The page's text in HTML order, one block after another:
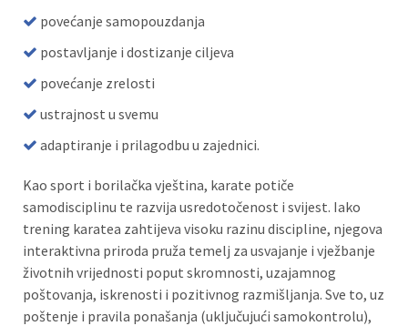
povećanje samopouzdanja
postavljanje i dostizanje ciljeva
povećanje zrelosti
ustrajnost u svemu
adaptiranje i prilagodbu u zajednici.
Kao sport i borilačka vještina, karate potiče
samodisciplinu te razvija usredotočenost i svijest. Iako
trening karatea zahtijeva visoku razinu discipline, njegova
interaktivna priroda pruža temelj za usvajanje i vježbanje
životnih vrijednosti poput skromnosti, uzajamnog
poštovanja, iskrenosti i pozitivnog razmišljanja. Sve to, uz
poštenje i pravila ponašanja (uključujući samokontrolu),